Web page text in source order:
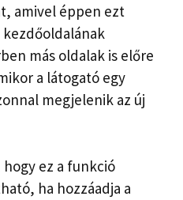
amivel éppen ezt
más oldalak is előre
a látogató egy
megjelenik az új
ez a funkció
ha hozzáadja a